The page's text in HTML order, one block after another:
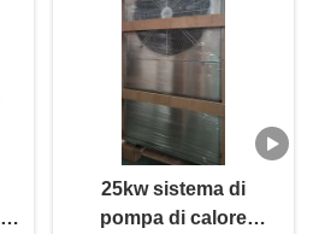
25kw sistema di
pompa di calore